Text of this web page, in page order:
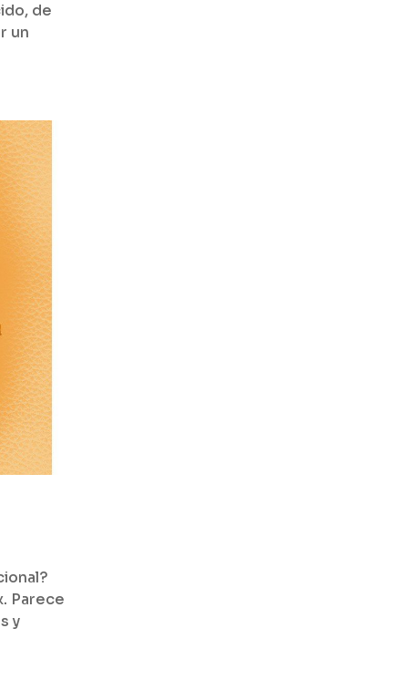
de
un
Parece
y